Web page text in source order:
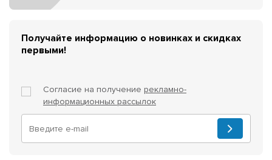
Получайте информацию о новинках и скидках
первыми!
Согласие на получение рекламно-
информационных рассылок